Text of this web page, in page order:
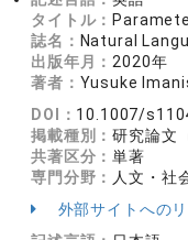
タイトル：
誌名： Natural
出版年月： 2020年
著者： Yusuke
DOI： 10.1007/
掲載種別：研究論文
共著区分：単著
専門分野： 人文・社
外部サイトへの